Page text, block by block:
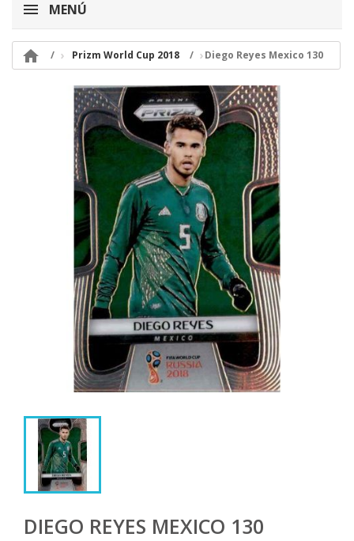
MENÚ
 Prizm World Cup 2018 Diego Reyes Mexico 130
DIEGO REYES MEXICO 130